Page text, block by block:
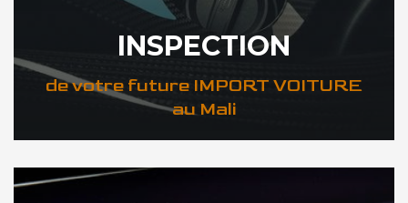
INSPECTION
de votre future IMPORT VOITURE
au Mali